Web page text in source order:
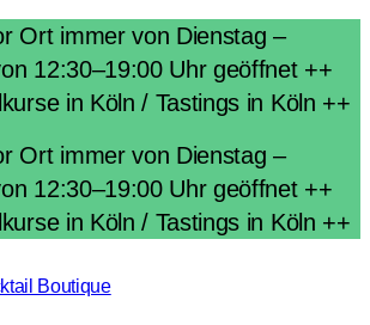
Ort immer von Dienstag –
12:30–19:00 Uhr geöffnet ++
in Köln / Tastings in Köln ++
Ort immer von Dienstag –
12:30–19:00 Uhr geöffnet ++
in Köln / Tastings in Köln ++